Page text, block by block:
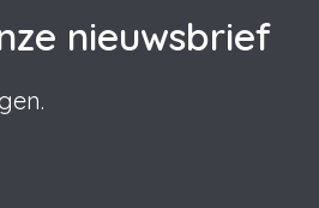
nieuwsbrief